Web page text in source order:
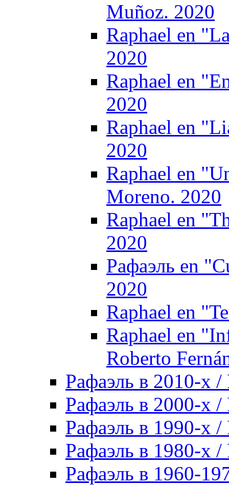
Muñoz. 2020
Raphael en
2020
Raphael en
2020
Raphael en
2020
Raphael en
Moreno. 2020
Raphael en
2020
Рафаэль en
2020
Raphael en
Raphael en
Roberto
Рафаэль в 2010-х /
Рафаэль в 2000-х /
Рафаэль в 1990-х /
Рафаэль в 1980-х /
Рафаэль в 1960-